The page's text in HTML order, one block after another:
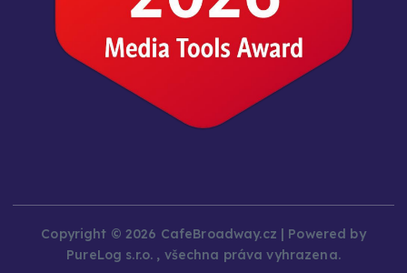
Copyright © 2026 CafeBroadway.cz | Powered by
PureLog s.r.o. , všechna práva vyhrazena.